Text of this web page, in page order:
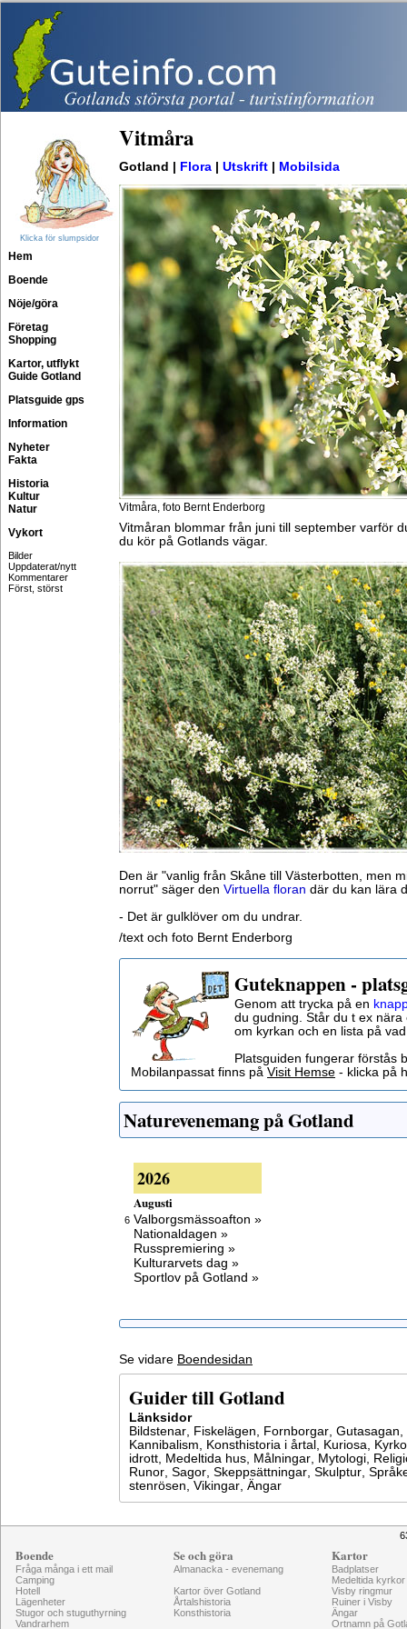
Klicka för slumpsidor
Hem
Boende
Nöje/göra
Företag
Shopping
Kartor, utflykt
Guide Gotland
Platsguide gps
Information
Nyheter
Fakta
Historia
Kultur
Natur
Vykort
Bilder
Uppdaterat/nytt
Kommentarer
Först, störst
Vitmåra
Gotland | Flora Utskrift Mobilsida
Vitmåra, foto Bernt Enderborg
Vitmåran blommar från juni till september varför
du kör på Gotlands vägar.
Den är "vanlig från Skåne till Västerbotten, men
norrut" säger den Virtuella floran där du kan lära
- Det är gulklöver om du undrar.
/text och foto Bernt Enderborg
Guteknappen -
Genom att trycka på en
du gudning. Står du t ex
om kyrkan och en lista på
Platsguiden fungerar förstås
Mobilanpassat finns på Visit Hemse - klicka på
Naturevenemang på Gotland
2026
Augusti
6 Valborgsmässoafton »
Nationaldagen »
Russpremiering »
Kulturarvets dag »
Sportlov på Gotland »
Se vidare Boendesidan
Guider till Gotland
Länksidor
Bildstenar, Fiskelägen, Fornborgar, Gutasagan,
Kannibalism, Konsthistoria i årtal , Kuriosa,
idrott, Medeltida hus, Målningar, Mytologi,
Runor, Sagor, Skeppsättningar, Skulptur,
stenrösen, Vikingar, Ängar
Boende
Fråga många i ett mail
Camping
Hotell
Lägenheter
Stugor och stuguthyrning
Vandrarhem
Se och göra
Almanacka - evenemang
Kartor över Gotland
Årtalshistoria
Konsthistoria
Kartor
Badplatser
Medeltida kyrkor
Visby ringmur
Ruiner i Visby
Ängar
Ortnamn på